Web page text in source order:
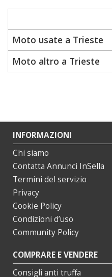
Moto usate a Trieste
Moto altro a Trieste
INFORMAZIONI
Chi siamo
Contatta Annunci InSella
Termini del servizio
Privacy
Cookie Policy
Condizioni d’uso
Community Policy
COMPRARE E VENDERE
Consigli anti truffa